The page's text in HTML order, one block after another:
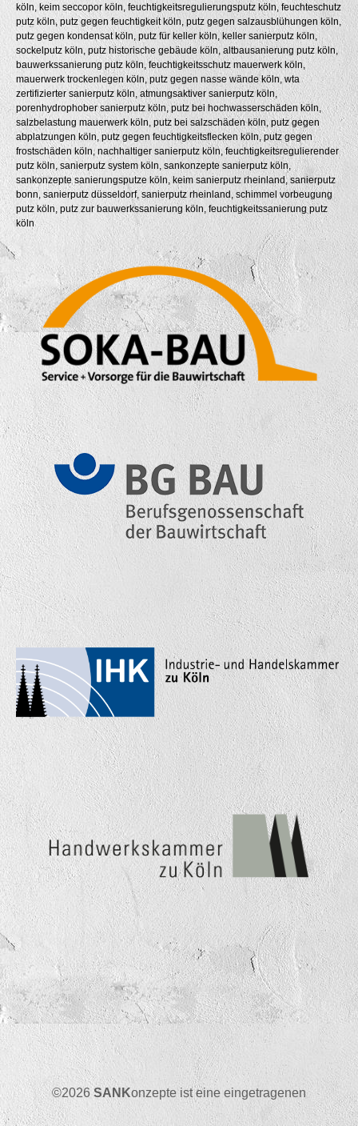
köln, keim seccopor köln, feuchtigkeitsregulierungsputz köln, feuchteschutz
putz köln, putz gegen feuchtigkeit köln, putz gegen salzausblühungen köln,
putz gegen kondensat köln, putz für keller köln, keller sanierputz köln,
sockelputz köln, putz historische gebäude köln, altbausanierung putz köln,
bauwerkssanierung putz köln, feuchtigkeitsschutz mauerwerk köln,
mauerwerk trockenlegen köln, putz gegen nasse wände köln, wta
zertifizierter sanierputz köln, atmungsaktiver sanierputz köln,
porenhydrophober sanierputz köln, putz bei hochwasserschäden köln,
salzbelastung mauerwerk köln, putz bei salzschäden köln, putz gegen
abplatzungen köln, putz gegen feuchtigkeitsflecken köln, putz gegen
frostschäden köln, nachhaltiger sanierputz köln, feuchtigkeitsregulierender
putz köln, sanierputz system köln, sankonzepte sanierputz köln,
sankonzepte sanierungsputze köln, keim sanierputz rheinland, sanierputz
bonn, sanierputz düsseldorf, sanierputz rheinland, schimmel vorbeugung
putz köln, putz zur bauwerkssanierung köln, feuchtigkeitssanierung putz
köln
©2026 SANKonzepte ist eine eingetragenen